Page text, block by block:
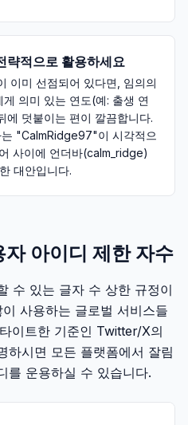
략적으로 활용하세요
이미 선점되어 있다면, 임의의
의미 있는 연도(예: 출생 연
에 덧붙이는 편이 깔끔합니다.
"CalmRidge97"이 시각적으
사이에 언더바(calm_ridge)
대안입니다.
아이디 제한 자수
수 있는 글자 수 상한 규정이
사용하는 글로벌 서비스들
이트한 기준인 Twitter/X의
하시면 모든 플랫폼에서 잘림
를 운용하실 수 있습니다.